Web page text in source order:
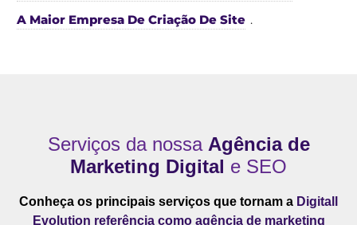
A Maior Empresa De Criação De Site .
Serviços da nossa Agência de
Marketing Digital e SEO
Conheça os principais serviços que tornam a Digitall
Evolution referência como agência de marketing